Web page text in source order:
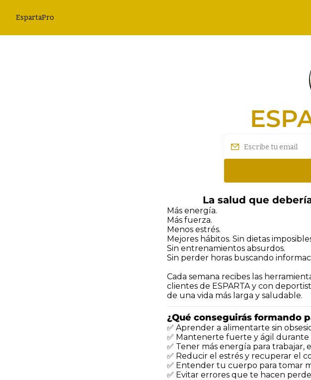
EspartaPro
La salud que
Más energía.
Más fuerza.
Menos estrés.
Mejores hábitos. Sin dietas
Sin entrenamientos absurdos.
Sin perder horas buscando
Cada semana recibes las
clientes de ESPARTA y con
de una vida más larga y saludable.
¿Qué conseguirás formando
✅ Aprender a alimentarte sin
✅ Mantenerte fuerte y ágil durante
✅ Tener más energía para
✅ Reducir el estrés y recuperar el
✅ Entender tu cuerpo para tomar
✅ Evitar errores que te hacen